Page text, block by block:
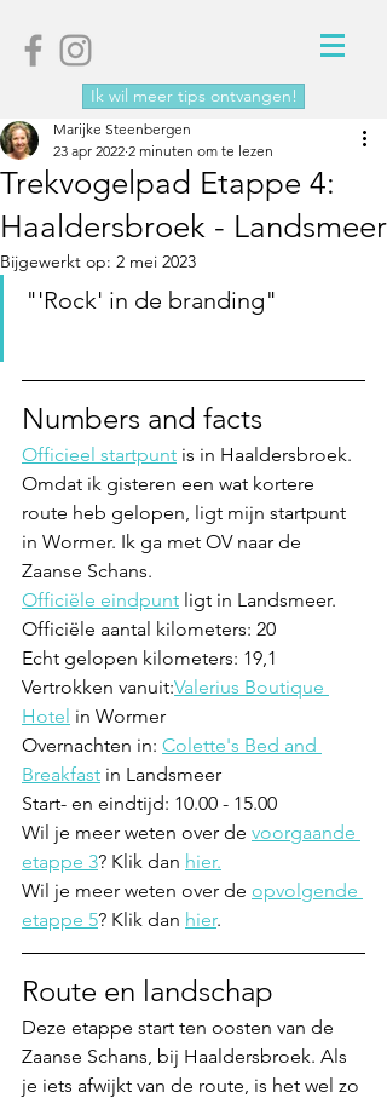
Ik wil meer tips ontvangen!
Trekvogelpad Etappe 4:
Haaldersbroek - Landsmeer
Marijke Steenbergen
23 apr 2022 2 minuten om te lezen
Bijgewerkt op: 2 mei 2023
"'Rock' in de branding"
Numbers and facts
Officieel startpunt is in Haaldersbroek.
Omdat ik gisteren een wat kortere
route heb gelopen, ligt mijn startpunt
in Wormer. Ik ga met OV naar de
Zaanse Schans.
Officiële eindpunt ligt in Landsmeer.
Officiële aantal kilometers: 20
Echt gelopen kilometers: 19,1
Vertrokken vanuit:Valerius Boutique
Hotel in Wormer
Overnachten in: Colette's Bed and
Breakfast in Landsmeer
Start- en eindtijd: 10.00 - 15.00
Wil je meer weten over de voorgaande
etappe 3? Klik dan hier.
Wil je meer weten over de opvolgende
etappe 5? Klik dan hier.
Route en landschap
Deze etappe start ten oosten van de
Zaanse Schans, bij Haaldersbroek. Als
je iets afwijkt van de route, is het wel zo